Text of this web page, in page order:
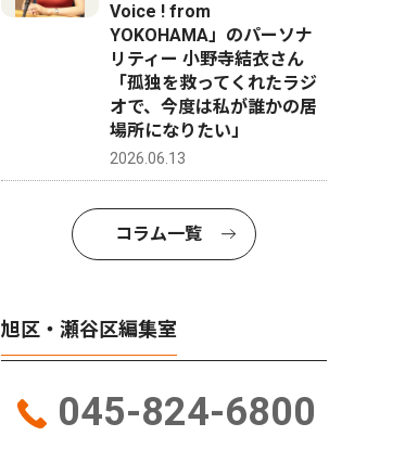
Voice ! from
YOKOHAMA」のパーソナ
リティー 小野寺結衣さん
「孤独を救ってくれたラジ
オで、今度は私が誰かの居
場所になりたい」
2026.06.13
コラム一覧
旭区・瀬谷区編集室
045-824-6800